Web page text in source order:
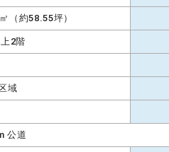
（約58.55坪）
2階
域
公道